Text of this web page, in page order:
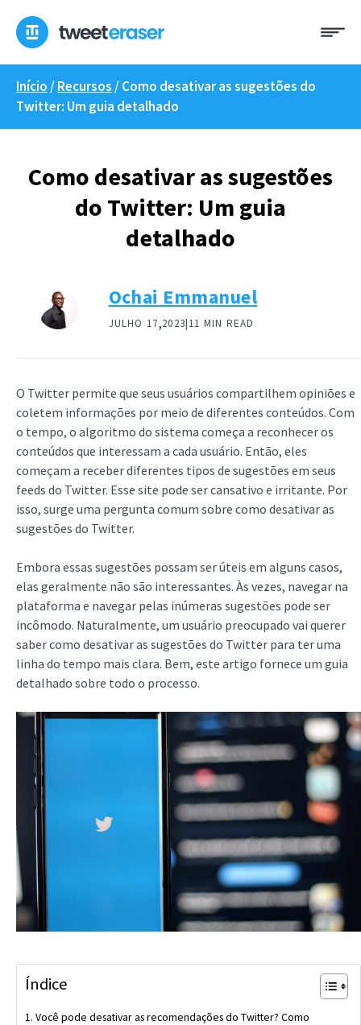
para
conteúdo
Início /Recursos /Como desativar as sugestões do
Twitter: Um guia detalhado
Como desativar as sugestões
do Twitter: Um guia
detalhado
Ochai Emmanuel
JULHO 17,2023|11 MIN READ
O Twitter permite que seus usuários compartilhem opiniões e
coletem informações por meio de diferentes conteúdos. Com
o tempo, o algoritmo do sistema começa a reconhecer os
conteúdos que interessam a cada usuário. Então, eles
começam a receber diferentes tipos de sugestões em seus
feeds do Twitter. Esse site pode ser cansativo e irritante. Por
isso, surge uma pergunta comum sobre como desativar as
sugestões do Twitter.
Embora essas sugestões possam ser úteis em alguns casos,
elas geralmente não são interessantes. Às vezes, navegar na
plataforma e navegar pelas inúmeras sugestões pode ser
incômodo. Naturalmente, um usuário preocupado vai querer
saber como desativar as sugestões do Twitter para ter uma
linha do tempo mais clara. Bem, este artigo fornece um guia
detalhado sobre todo o processo.
Índice
Você pode desativar as recomendações do Twitter? Como